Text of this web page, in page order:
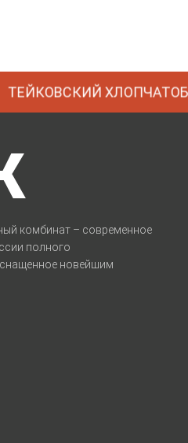
комбинат – современное
полного
новейшим